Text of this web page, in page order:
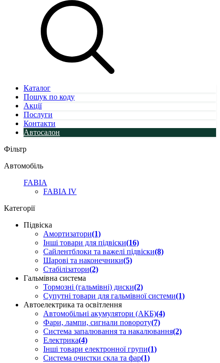
Каталог
Пошук по коду
Акції
Послуги
Контакти
Автосалон
Фільтр
Автомобіль
FABIA
FABIA IV
Категорії
Підвіска
Амортизатори(1)
Інші товари для підвіски(16)
Сайлентблоки та важелі підвіски(8)
Шарові та наконечники(5)
Стабілізатори(2)
Гальмівна система
Тормозні (гальмівні) диски(2)
Супутні товари для гальмівної системи(1)
Автоелектрика та освітлення
Автомобільні акумулятори (АКБ)(4)
Фари, лампи, сигнали повороту(7)
Система запалювання та накалювання(2)
Електрика(4)
Інші товари електронної групи(1)
Система очистки скла та фар(1)